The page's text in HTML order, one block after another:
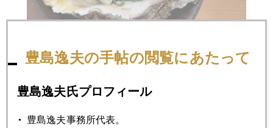
2023年
豊島逸夫の手帖の閲覧にあたって
豊島逸夫氏プロフィール
豊島逸夫事務所代表。